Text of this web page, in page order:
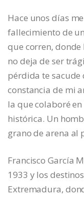
Hace unos días
fallecimiento de
que corren,
no deja de ser
pérdida te sacude
constancia de mi
la que colaboré
histórica. Un
grano de arena al
Francisco García
1933 y los
Extremadura,